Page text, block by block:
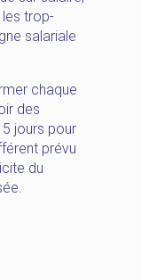
les trop-
salariale
chaque
des
jours pour
prévu
du